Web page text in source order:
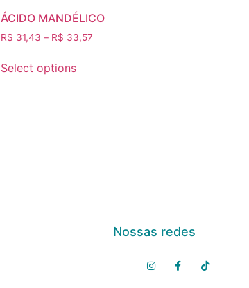
ÁCIDO MANDÉLICO
R$ 31,43 – R$ 33,57
Select options
Nossas redes